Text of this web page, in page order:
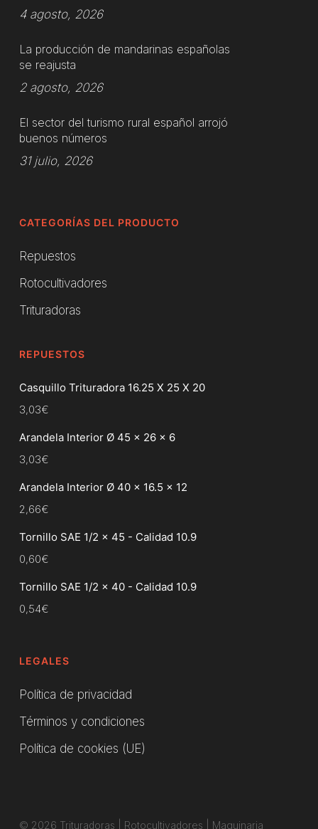
4 agosto, 2026
La producción de mandarinas españolas
se reajusta
2 agosto, 2026
El sector del turismo rural español arrojó
buenos números
31 julio, 2026
CATEGORÍAS DEL PRODUCTO
Repuestos
Rotocultivadores
Trituradoras
REPUESTOS
Casquillo Trituradora 16.25 X 25 X 20
3,03€
Arandela Interior Ø 45 x 26 x 6
3,03€
Arandela Interior Ø 40 x 16.5 x 12
2,66€
Tornillo SAE 1/2 x 45 - Calidad 10.9
0,60€
Tornillo SAE 1/2 x 40 - Calidad 10.9
0,54€
LEGALES
Política de privacidad
Términos y condiciones
Política de cookies (UE)
© 2026 Trituradoras | Rotocultivadores | Maquinaria